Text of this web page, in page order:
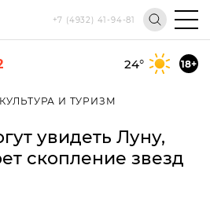
+7 (4932) 41-94-81
24° 18+
КУЛЬТУРА И ТУРИЗМ
увидеть Луну,
скопление звезд